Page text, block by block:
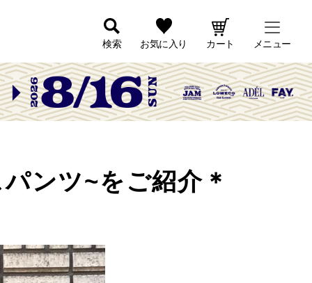
検索 お気に入り カート メニュー
ンツ~をご紹介＊